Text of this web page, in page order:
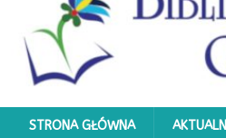
STRONA GŁÓWNA